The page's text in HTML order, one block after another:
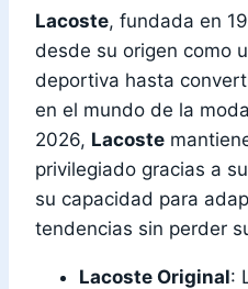
Lacoste, fundada en
desde su origen como
deportiva hasta
en el mundo de la
2026, Lacoste
privilegiado gracias a
su capacidad para
tendencias sin perder
Lacoste Original: